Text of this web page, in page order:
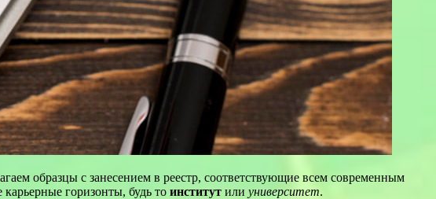
образцы с занесением в реестр, соответствующие всем современным
горизонты, будь то институт или университет.